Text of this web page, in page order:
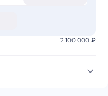
2 100 000 ₽